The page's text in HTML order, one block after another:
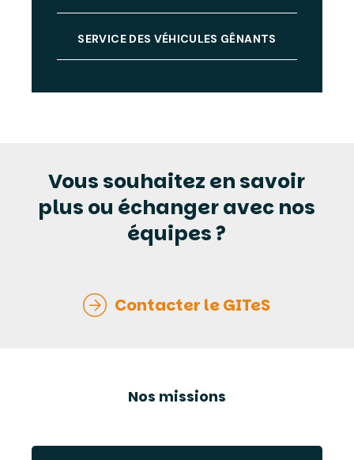
SERVICE DES VÉHICULES GÊNANTS
Vous souhaitez en savoir
plus ou échanger avec nos
équipes ?
Contacter le GITeS
Contacter le GITeS
Nos missions